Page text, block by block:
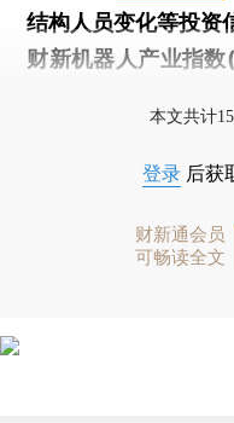
结构人员变化等投资
财新机器人产业指数
本文共计
登录 后获
财新通会员
可畅读全文